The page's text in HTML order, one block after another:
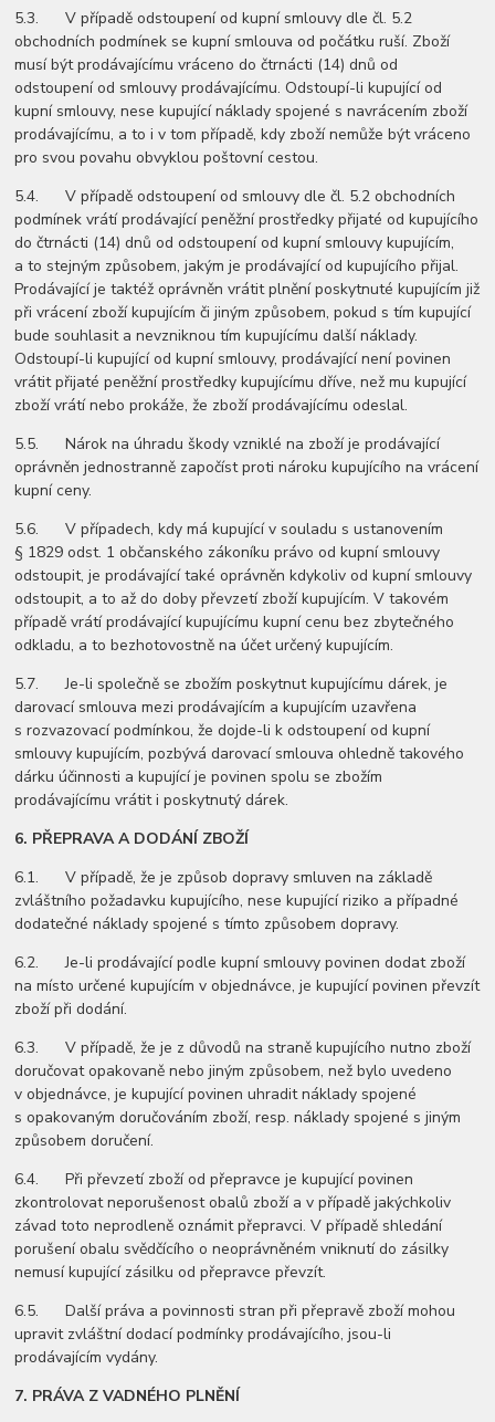
5.3. V případě odstoupení od kupní smlouvy dle čl. 5.2
obchodních podmínek se kupní smlouva od počátku ruší. Zboží
musí být prodávajícímu vráceno do čtrnácti (14) dnů od
odstoupení od smlouvy prodávajícímu. Odstoupí-li kupující od
kupní smlouvy, nese kupující náklady spojené s navrácením zboží
prodávajícímu, a to i v tom případě, kdy zboží nemůže být vráceno
pro svou povahu obvyklou poštovní cestou.
5.4. V případě odstoupení od smlouvy dle čl. 5.2 obchodních
podmínek vrátí prodávající peněžní prostředky přijaté od kupujícího
do čtrnácti (14) dnů od odstoupení od kupní smlouvy kupujícím,
a to stejným způsobem, jakým je prodávající od kupujícího přijal.
Prodávající je taktéž oprávněn vrátit plnění poskytnuté kupujícím již
při vrácení zboží kupujícím či jiným způsobem, pokud s tím kupující
bude souhlasit a nevzniknou tím kupujícímu další náklady.
Odstoupí-li kupující od kupní smlouvy, prodávající není povinen
vrátit přijaté peněžní prostředky kupujícímu dříve, než mu kupující
zboží vrátí nebo prokáže, že zboží prodávajícímu odeslal.
5.5. Nárok na úhradu škody vzniklé na zboží je prodávající
oprávněn jednostranně započíst proti nároku kupujícího na vrácení
kupní ceny.
5.6. V případech, kdy má kupující v souladu s ustanovením
§ 1829 odst. 1 občanského zákoníku právo od kupní smlouvy
odstoupit, je prodávající také oprávněn kdykoliv od kupní smlouvy
odstoupit, a to až do doby převzetí zboží kupujícím. V takovém
případě vrátí prodávající kupujícímu kupní cenu bez zbytečného
odkladu, a to bezhotovostně na účet určený kupujícím.
5.7. Je-li společně se zbožím poskytnut kupujícímu dárek, je
darovací smlouva mezi prodávajícím a kupujícím uzavřena
s rozvazovací podmínkou, že dojde-li k odstoupení od kupní
smlouvy kupujícím, pozbývá darovací smlouva ohledně takového
dárku účinnosti a kupující je povinen spolu se zbožím
prodávajícímu vrátit i poskytnutý dárek.
6. PŘEPRAVA A DODÁNÍ ZBOŽÍ
6.1. V případě, že je způsob dopravy smluven na základě
zvláštního požadavku kupujícího, nese kupující riziko a případné
dodatečné náklady spojené s tímto způsobem dopravy.
6.2. Je-li prodávající podle kupní smlouvy povinen dodat zboží
na místo určené kupujícím v objednávce, je kupující povinen převzít
zboží při dodání.
6.3. V případě, že je z důvodů na straně kupujícího nutno zboží
doručovat opakovaně nebo jiným způsobem, než bylo uvedeno
v objednávce, je kupující povinen uhradit náklady spojené
s opakovaným doručováním zboží, resp. náklady spojené s jiným
způsobem doručení.
6.4. Při převzetí zboží od přepravce je kupující povinen
zkontrolovat neporušenost obalů zboží a v případě jakýchkoliv
závad toto neprodleně oznámit přepravci. V případě shledání
porušení obalu svědčícího o neoprávněném vniknutí do zásilky
nemusí kupující zásilku od přepravce převzít.
6.5. Další práva a povinnosti stran při přepravě zboží mohou
upravit zvláštní dodací podmínky prodávajícího, jsou-li
prodávajícím vydány.
7. PRÁVA Z VADNÉHO PLNĚNÍ